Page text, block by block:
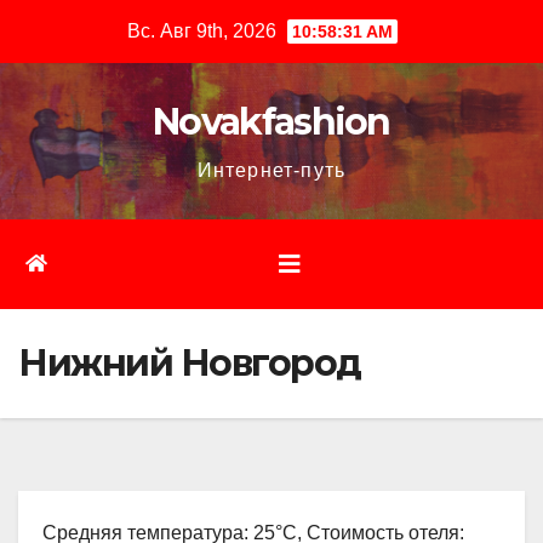
содержимому
Вс. Авг 9th, 2026 10:58:32 AM
Novakfashion
Интернет-путь
Нижний Новгород
Средняя температура: 25°C, Стоимость отеля: